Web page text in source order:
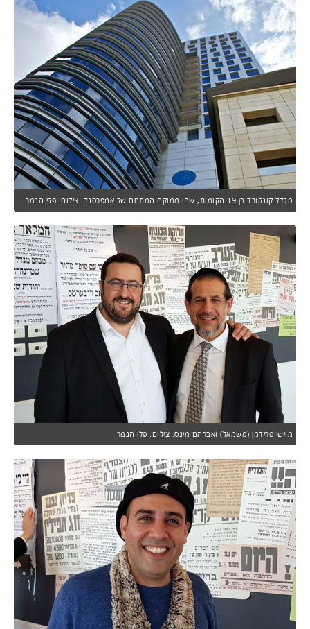
מגדל קונקורד בן 19 הקומות, שבו ממוקם המתחם של אמפרסנד. צילום: פלי הנמר
מוישי פרידמן (משמאל) ואברהם מינס. צילום: פלי הנמר